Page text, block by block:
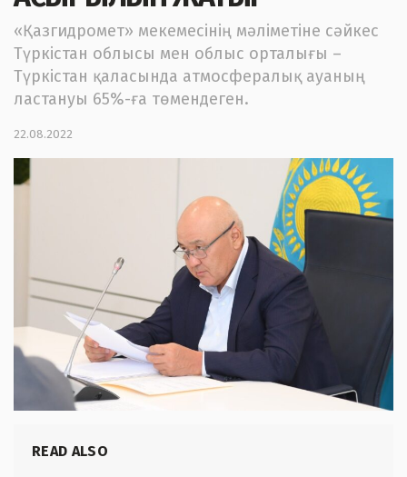
«Қазгидромет» мекемесінің мәліметіне сәйкес
Түркістан облысы мен облыс орталығы –
Түркістан қаласында атмосфералық ауаның
ластануы 65%-ға төмендеген.
22.08.2022
READ ALSO